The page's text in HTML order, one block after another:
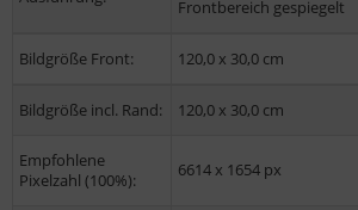
Frontbereich gespiegelt
Bildgröße Front: 120,0 x 30,0 cm
Bildgröße incl. Rand: 120,0 x 30,0 cm
Empfohlene
Pixelzahl (100%):
6614 x 1654 px